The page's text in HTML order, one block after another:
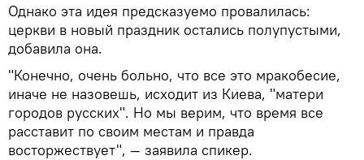
Однако эта идея предсказуемо провалилась:
церкви в новый праздник остались полупустыми,
добавила она.
"Конечно, очень больно, что все это мракобесие,
иначе не назовешь, исходит из Киева, "матери
городов русских". Но мы верим, что время все
расставит по своим местам и правда
восторжествует", — заявила спикер.